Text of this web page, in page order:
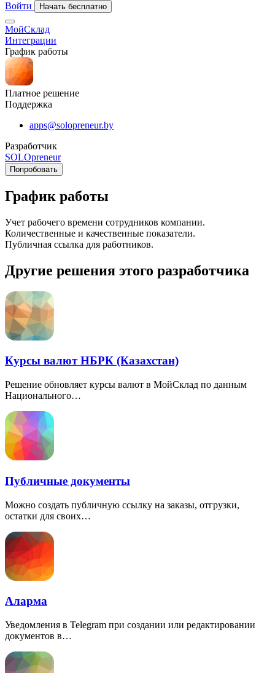
Войти
Начать бесплатно
МойСклад
Интеграции
График работы
Платное решение
Поддержка
apps@solopreneur.by
Разработчик
SOLOpreneur
Попробовать
График работы
Учет рабочего времени сотрудников компании.
Количественные и качественные показатели.
Публичная ссылка для работников.
Другие решения этого разработчика
Курсы валют НБРК (Казахстан)
Решение обновляет курсы валют в МойСклад по данным
Национального…
Публичные документы
Можно создать публичную ссылку на заказы, отгрузки,
остатки для своих…
Аларма
Уведомления в Telegram при создании или редактировании
документов в…